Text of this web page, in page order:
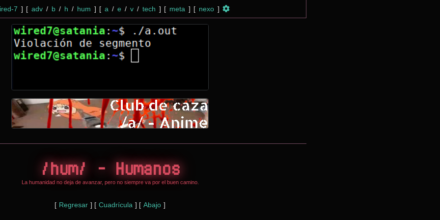
7 ] [ adv / b / h / hum ] [ a / e / v / tech ] [ meta ] [ nexo ]
/hum/ - Humanos
La humanidad no deja de avanzar, pero no siempre va por el buen camino.
[ Regresar ] [ Cuadrícula ] [ Abajo ]